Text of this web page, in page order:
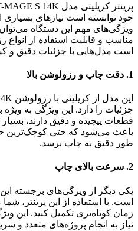
خود توانسته است نیازهای بسیاری
ویژگی‌های مهم این دستگاه
مناسب و قابلیت استفاده از انواع
است مدل‌هایی با جزئیات دقیق و
1. دقت چاپ و رزولوشن بالا
جزئیات را دارد. این ویژگی به
قطعات پیچیده و دقیق دارند،
باعث می‌شود که حتی کوچک‌ترین
طور دقیق به چاپ برسد.
2. سرعت بالای چاپ
یکی دیگر از ویژگی‌های برجسته
است. با استفاده از این پرینتر،
زمان کوتاه‌تری تکمیل کنید. این
نیاز به انجام پروژه‌های متعدد و